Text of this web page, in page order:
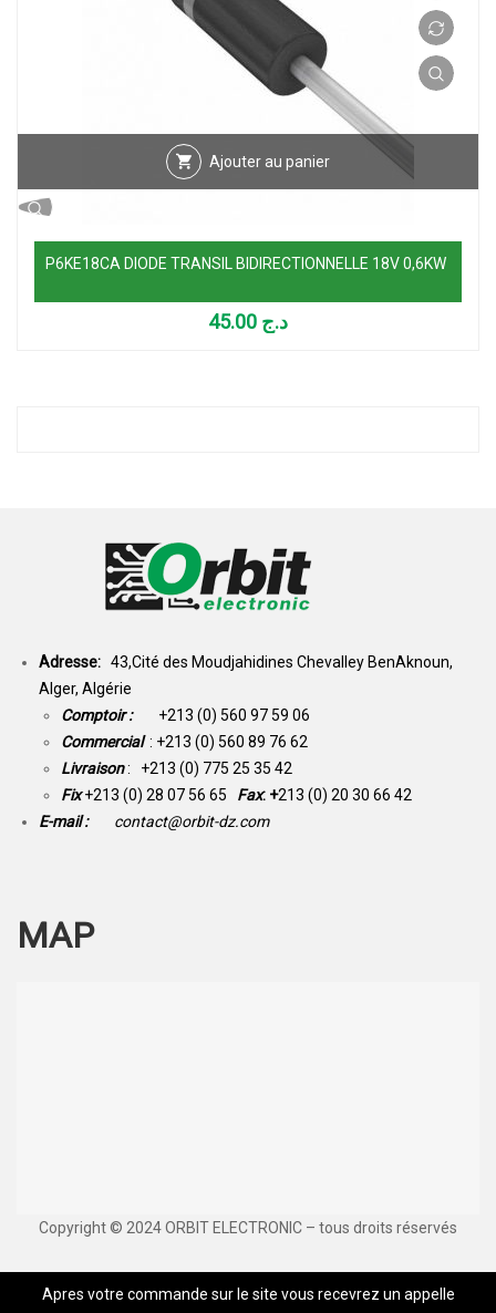
Ajouter au panier
P6KE18CA DIODE TRANSIL BIDIRECTIONNELLE 18V 0,6KW
د.ج
Adresse: 43,Cité des Moudjahidines Chevalley BenAknoun,
Alger, Algérie
Comptoir : +213 (0) 560 97 59 06
Commercial : +213 (0) 560 89 76 62
Livraison: +213 (0) 775 25 35 42
Fix +213 (0) 28 07 56 65 Fax: +213 (0) 20 30 66 42
E-mail :
contact@orbit-dz.com
MAP
Copyright © 2024 ORBIT ELECTRONIC – tous droits réservés
Apres votre commande sur le site vous recevrez un appelle